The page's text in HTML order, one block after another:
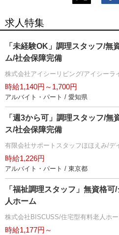
求人特集
「未経験OK」調理スタッフ/無
ム/社会保障完備
株式会社アイシーリビング/アイシーラ
時給1,140円～1,700円
アルバイト・パート / 愛知県
「週3から可」調理スタッフ/
ス/社会保障完備
有限会社サポートスタッフほほえみ/デ
時給1,226円
アルバイト・パート / 東京都
「福祉調理スタッフ」無資格
人ホーム
株式会社BISCUSS/住宅型有料老人ホ
時給1,177円～